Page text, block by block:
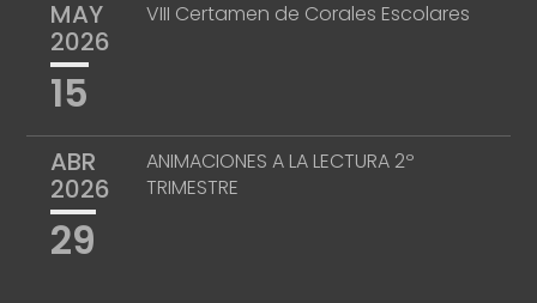
MAY
2026
15
VIII Certamen de Corales Escolares
ABR
2026
29
ANIMACIONES A LA LECTURA 2º
TRIMESTRE